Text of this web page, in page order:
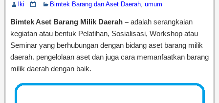
lki Bimtek Barang dan Aset Daerah, umum
Bimtek Aset Barang Milik Daerah – adalah serangkaian
kegiatan atau bentuk Pelatihan, Sosialisasi, Workshop atau
Seminar yang berhubungan dengan bidang aset barang milik
daerah. pengelolaan aset dan juga cara memanfaatkan barang
milik daerah dengan baik.